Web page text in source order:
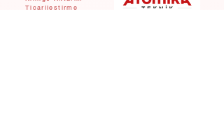
Ticarileştirme